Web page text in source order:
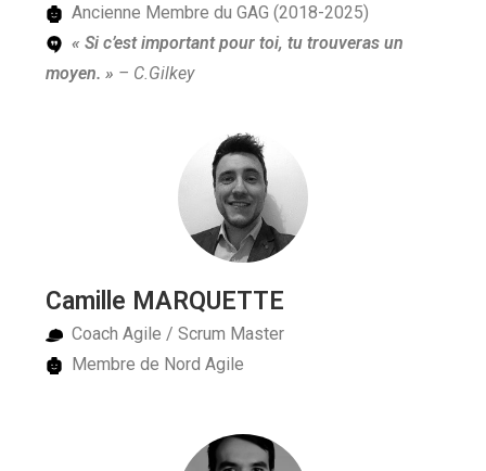
Ancienne Membre du GAG (2018-2025)
« Si c’est important pour toi, tu trouveras un
moyen. » – C.Gilkey
Camille MARQUETTE
Coach Agile / Scrum Master
Membre de Nord Agile